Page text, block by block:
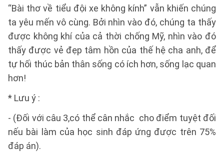
“Bài thơ về tiểu đội xe không kính” vẫn khiến chúng
ta yêu mến vô cùng. Bởi nhìn vào đó, chúng ta thấy
được không khí của cả thời chống Mỹ, nhìn vào đó
thấy được vẻ đẹp tâm hồn của thế hệ cha anh, để
tự hối thúc bản thân sống có ích hơn, sống lạc quan
hơn!
* Lưu ý :
- (Đối với câu 3,có thể cân nhắc cho điểm tuyệt đối
nếu bài làm của học sinh đáp ứng được trên 75%
đáp án).